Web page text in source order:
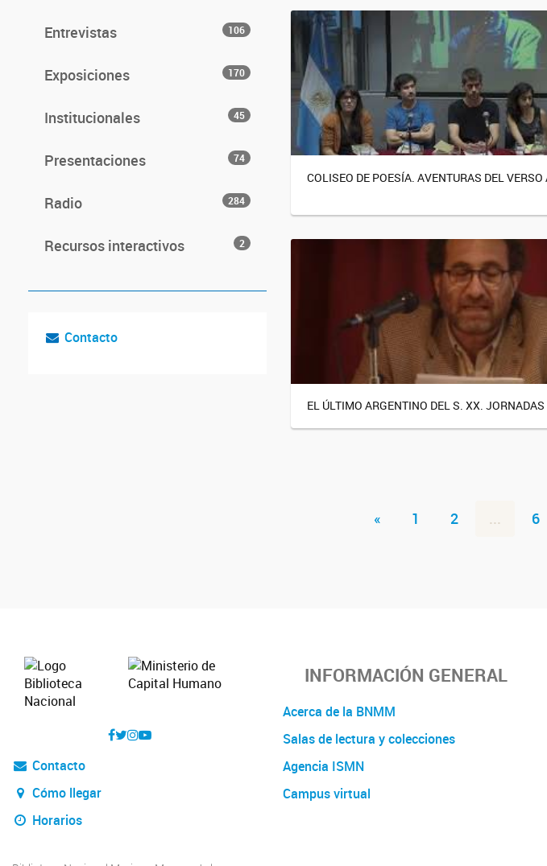
Entrevistas 106
Exposiciones 170
Institucionales 45
Presentaciones 74
Radio 284
Recursos interactivos 2
Contacto
COLISEO DE POESÍA. AVENTURAS DEL VERSO
EL ÚLTIMO ARGENTINO DEL S. XX.
« 1 2 ... 6
Contacto
Cómo llegar
Horarios
INFORMACIÓN GENERAL
Acerca de la BNMM
Salas de lectura y colecciones
Agencia ISMN
Campus virtual